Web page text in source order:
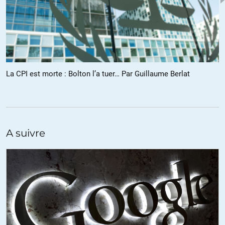
Serge WASTERLAIN//22.09.2018 à 10h06
De la souveraineté que lui confère le droit international ! On a
(c’est à dire les grands pays qui s’ingèrent dans la politique des
Sam // 22.09.2018 à 12h22
La R2P utilisée pour détruire des pays souverains, piller leurs
ressources et massacrer leur population.
L’arabie saoudite enfreint à peu près toutes les règles
La CPI est morte : Bolton l’a tuer… Par Guillaume Berlat
A suivre